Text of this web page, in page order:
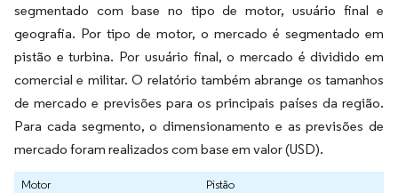
segmentado com base no tipo de motor, usuário final e
geografia. Por tipo de motor, o mercado é segmentado em
pistão e turbina. Por usuário final, o mercado é dividido em
comercial e militar. O relatório também abrange os tamanhos
de mercado e previsões para os principais países da região.
Para cada segmento, o dimensionamento e as previsões de
mercado foram realizados com base em valor (USD).
Motor
Pistão